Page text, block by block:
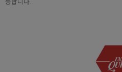
능합니다.